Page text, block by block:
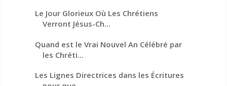
Le Jour Glorieux Où Les Chrétiens
Verront Jésus-Ch...
Quand est le Vrai Nouvel An Célébré par
les Chréti...
Les Lignes Directrices dans les Écritures